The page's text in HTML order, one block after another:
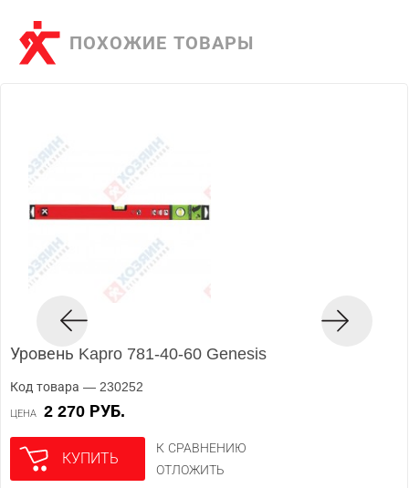
ПОХОЖИЕ ТОВАРЫ
Уровень Kapro 781-40-60 Genesis
Код товара — 230252
ЦЕНА 2 270 РУБ.
КУПИТЬ
К СРАВНЕНИЮ
ОТЛОЖИТЬ